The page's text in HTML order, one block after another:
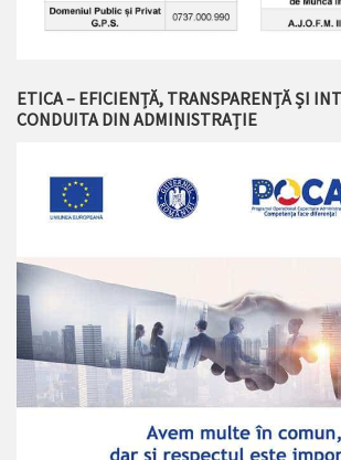
ETICA – EFICIENȚĂ, TRANSPARENȚĂ ȘI
CONDUITA DIN ADMINISTRAȚIE